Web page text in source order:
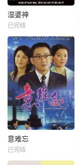
湿婆神
已完结
意难忘
已完结